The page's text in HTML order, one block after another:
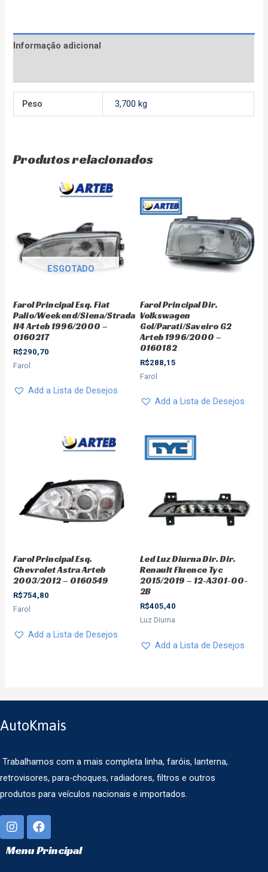
Informação adicional
Peso 3,700 kg
Produtos relacionados
ESGOTADO
Farol Principal Esq. Fiat
Palio/Weekend/Siena/Strada
H4 Arteb 1996/2000 –
0160217
R$290,70
Farol
Add a Lista de Desejos
Farol Principal Dir.
Volkswagen
Gol/Parati/Saveiro G2
Arteb 1996/2000 –
0160182
R$288,15
Farol
Add a Lista de Desejos
Farol Principal Esq.
Chevrolet Astra Arteb
2003/2012 – 0160549
R$754,80
Farol
Add a Lista de Desejos
Led Luz Diurna Dir. Dir.
Renault Fluence Tyc
2015/2019 – 12-A301-00-
2B
R$405,40
Luz Diurna
Add a Lista de Desejos
AutoKmais
Trabalhamos com a mais completa linha, faróis, lanterna,
retrovisores, para-choques, radiadores, filtros e outros
produtos para veículos nacionais e importados.
Menu Principal